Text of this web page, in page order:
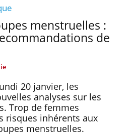
menstruelles :
de
20 janvier, les
analyses sur les
Trop de femmes
risques inhérents aux
menstruelles.